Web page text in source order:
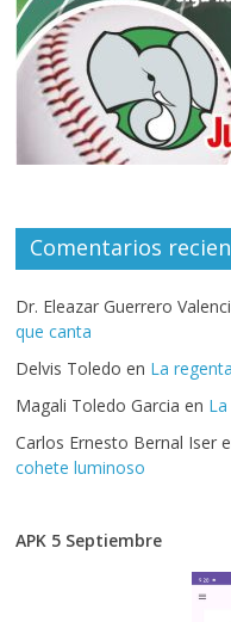
Comentarios
Dr. Eleazar Guerrero
que canta
Delvis Toledo en La
Magali Toledo Garcia en
Carlos Ernesto Bernal Iser
cohete luminoso
APK 5 Septiembre